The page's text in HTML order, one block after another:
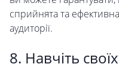
сприйнята та
аудиторії.
8. Навчіть